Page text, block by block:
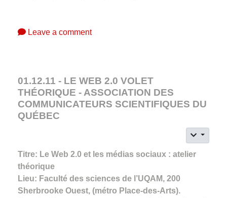
Leave a comment
01.12.11 - LE WEB 2.0 VOLET
THÉORIQUE - ASSOCIATION DES
COMMUNICATEURS SCIENTIFIQUES DU
QUÉBEC
Titre: Le Web 2.0 et les médias sociaux : atelier
théorique
Lieu: Faculté des sciences de l’UQAM, 200
Sherbrooke Ouest, (métro Place-des-Arts).